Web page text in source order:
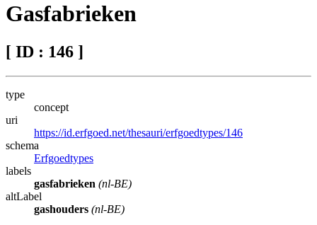
Gasfabrieken
[ ID : 146 ]
type
concept
uri
https://id.erfgoed.net/thesauri/erfgoedtypes/146
schema
Erfgoedtypes
labels
gasfabrieken (nl-BE)
altLabel
gashouders (nl-BE)